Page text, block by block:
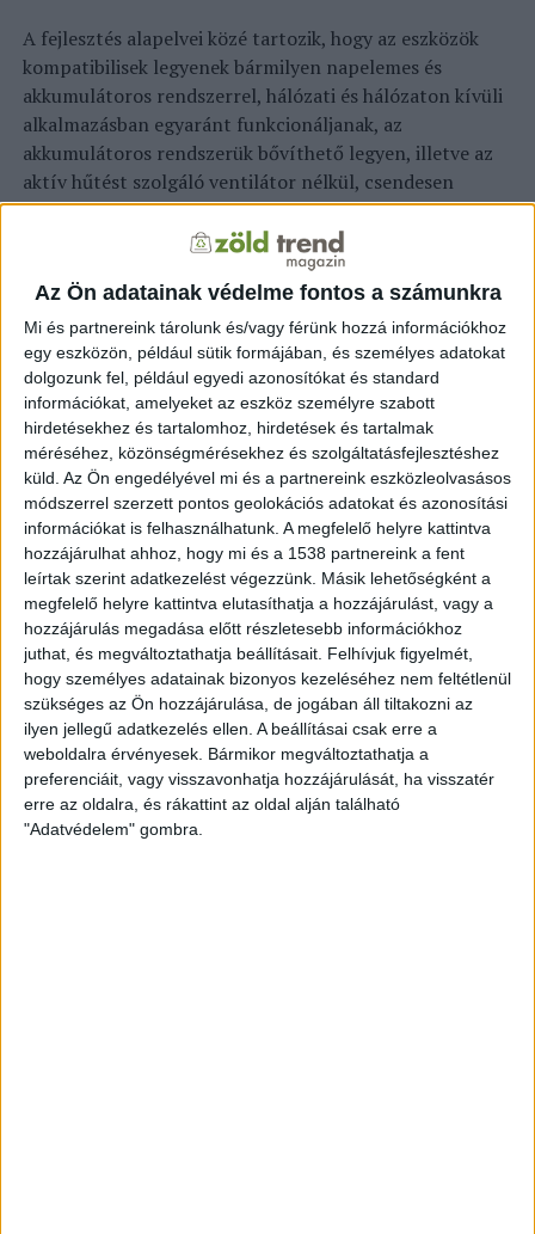
Az Ön adatainak védelme fontos a számunkra
Mi és partnereink tárolunk és/vagy férünk hozzá információkhoz
egy eszközön, például sütik formájában, és személyes adatokat
dolgozunk fel, például egyedi azonosítókat és standard
információkat, amelyeket az eszköz személyre szabott
hirdetésekhez és tartalomhoz, hirdetések és tartalmak
méréséhez, közönségmérésekhez és szolgáltatásfejlesztéshez
küld. Az Ön engedélyével mi és a partnereink eszközleolvasásos
módszerrel szerzett pontos geolokációs adatokat és azonosítási
információkat is felhasználhatunk. A megfelelő helyre kattintva
hozzájárulhat ahhoz, hogy mi és a 1538 partnereink a fent
leírtak szerint adatkezelést végezzünk. Másik lehetőségként a
megfelelő helyre kattintva elutasíthatja a hozzájárulást, vagy a
hozzájárulás megadása előtt részletesebb információkhoz
juthat, és megváltoztathatja beállításait. Felhívjuk figyelmét,
hogy személyes adatainak bizonyos kezeléséhez nem feltétlenül
szükséges az Ön hozzájárulása, de jogában áll tiltakozni az
ilyen jellegű adatkezelés ellen. A beállításai csak erre a
weboldalra érvényesek. Bármikor megváltoztathatja a
preferenciáit, vagy visszavonhatja hozzájárulását, ha visszatér
erre az oldalra, és rákattint az oldal alján található
"Adatvédelem" gombra.
A fejlesztés alapelvei közé tartozik, hogy az eszközök
kompatibilisek legyenek bármilyen napelemes és
akkumulátoros rendszerrel, hálózati és hálózaton kívüli
alkalmazásban egyaránt funkcionáljanak, az
akkumulátoros rendszerük bővíthető legyen, illetve az
aktív hűtést szolgáló ventilátor nélkül, csendesen
működjenek. Fontos továbbá, hogy a maximális
egyenáramú bemenet révén nagyobb teljesítményű
napelemekkel legyenek kombinálhatóak, hálózati
kimenetelük elbírja a kritikus terhelést, moduláris
kialakításuk pedig könnyű, telepítésük egyszerű,
karbantartásuk alacsony igényű legyen.
ASwatten All-in-One(minden egyben) termékcsaládja
a napelemeket, az akkumulátorokat, az
elektromosjármű-töltőket és az okos hálózattal
kompatibilis hőszivattyúkat kombinálja, átfogó
megoldást kínálva a felhasználóknak. A rendszer a
háztartások és a cégek számára egyaránt jelentősen
olcsóbb energiaszámlákat, nagyobb függetlenséget és
biztonságot, valamint környezetbarát megoldás nyújt.
A 10–50 kW-os háromfázisú hibrid inverter
párhuzamosan akár 30 egységet is támogat 1,5 MW
teljesítményig és 3 MWh tárolókapacitásig. A rendszer
nemcsak gyárak, gazdaságok és kereskedelmi épületek,
hanem fejlett otthonok számára is ideális. A fejlett
MPPT-technológia (Maximum Power Point Tracking) és
az akár 200%-os túlméretezés lehetősége biztosítja,